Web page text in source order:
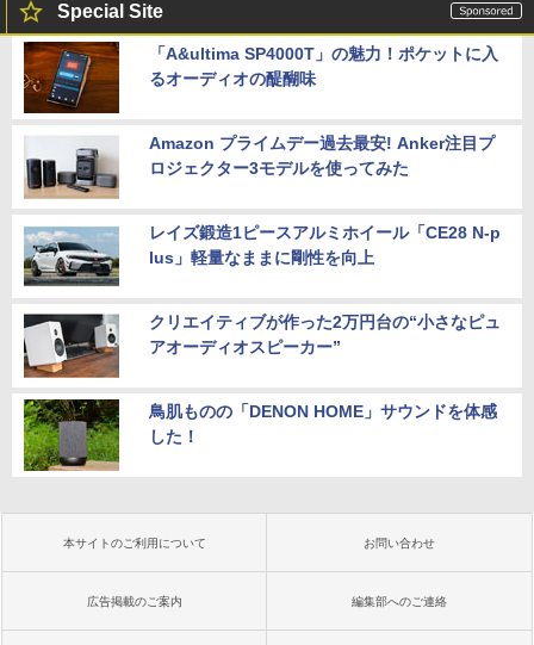
Special Site
「A&ultima SP4000T」の魅力！ポケットに入
るオーディオの醍醐味
Amazon プライムデー過去最安! Anker注目プ
ロジェクター3モデルを使ってみた
レイズ鍛造1ピースアルミホイール「CE28 N-p
lus」軽量なままに剛性を向上
クリエイティブが作った2万円台の“小さなピュ
アオーディオスピーカー”
鳥肌ものの「DENON HOME」サウンドを体感
した！
本サイトのご利用について お問い合わせ
広告掲載のご案内 編集部へのご連絡